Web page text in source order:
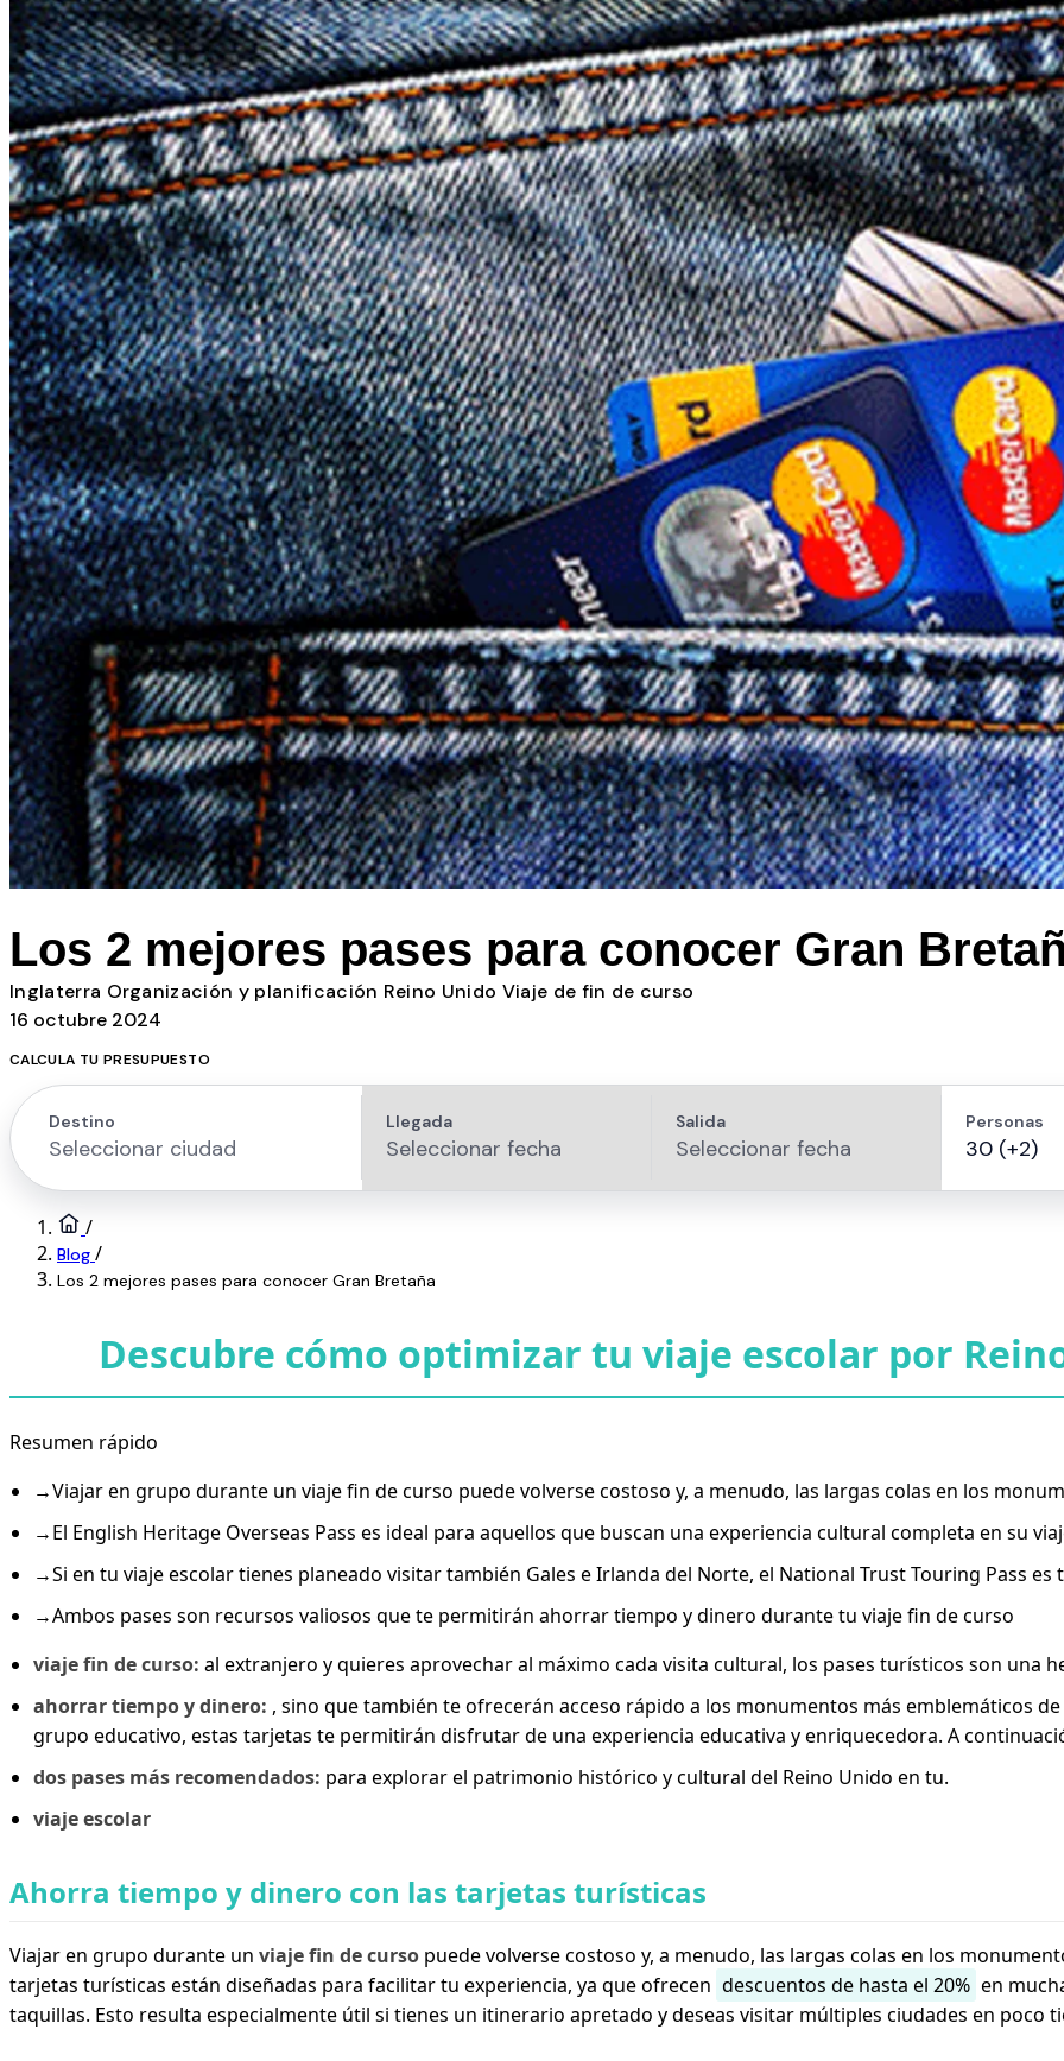
Los 2 mejores pases para conocer Gran
Inglaterra Organización y planificación Reino Unido Viaje de fin de curso
16 octubre 2024
CALCULA TU PRESUPUESTO
/
Blog /
Los 2 mejores pases para conocer Gran Bretaña
Descubre cómo optimizar tu viaje escolar por
Resumen rápido
→Viajar en grupo durante un viaje fin de curso puede volverse costoso y, a menudo, las largas colas en los
→El English Heritage Overseas Pass es ideal para aquellos que buscan una experiencia cultural completa en su
→Si en tu viaje escolar tienes planeado visitar también Gales e Irlanda del Norte, el National Trust Touring Pass
→Ambos pases son recursos valiosos que te permitirán ahorrar tiempo y dinero durante tu viaje fin de curso
viaje fin de curso: al extranjero y quieres aprovechar al máximo cada visita cultural, los pases turísticos son una
ahorrar tiempo y dinero: , sino que también te ofrecerán acceso rápido a los monumentos más emblemáticos
grupo educativo, estas tarjetas te permitirán disfrutar de una experiencia educativa y enriquecedora. A
dos pases más recomendados: para explorar el patrimonio histórico y cultural del Reino Unido en tu.
viaje escolar
Ahorra tiempo y dinero con las tarjetas turísticas
Viajar en grupo durante un viaje fin de curso puede volverse costoso y, a menudo, las largas colas en los
tarjetas turísticas están diseñadas para facilitar tu experiencia, ya que ofrecen descuentos de hasta el 20% en
taquillas. Esto resulta especialmente útil si tienes un itinerario apretado y deseas visitar múltiples ciudades en poco